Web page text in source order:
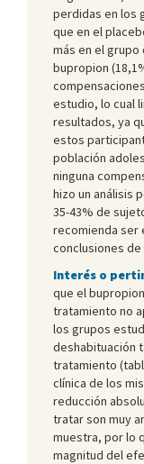
perdidas en los
que en el
más en el grupo
bupropion
estudio, lo cual
resultados, ya
estos
población
ninguna
hizo un análisis
35-43% de
recomienda ser
conclusiones
Interés o
que el
tratamiento no
los grupos
deshabituación
tratamiento
clínica de los
reducción
tratar son muy
muestra, por lo
magnitud del